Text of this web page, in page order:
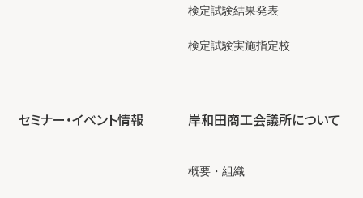
検定試験結果発表
検定試験実施指定校
セミナー・イベント情報 岸和田商工会議所について
概要・組織